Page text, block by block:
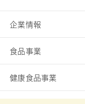
企業情報
食品事業
健康食品事業